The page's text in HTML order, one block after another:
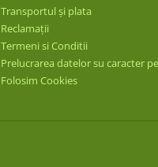
Transportul și plata
Reclamații
Termeni si Conditii
Prelucrarea datelor su caracter
Folosim Cookies